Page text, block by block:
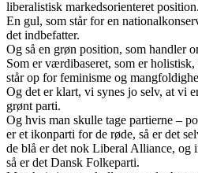
liberalistisk markedsorienteret position.
En gul, som står for en
det indbefatter.
Og så en grøn position, som handler
Som er værdibaseret, som er
står op for feminisme og
Og det er klart, vi synes jo selv, at vi
grønt parti.
Og hvis man skulle tage partierne –
er et ikonparti for de røde, så er det
de blå er det nok Liberal Alliance, og
så er det Dansk Folkeparti.